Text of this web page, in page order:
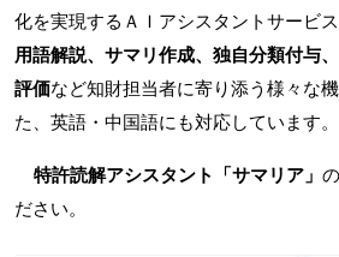
化を実現するＡＩアシスタントサービ
用語解説、サマリ作成、独自分類付与
評価など知財担当者に寄り添う様々な
た、英語・中国語にも対応しています。
特許読解アシスタント「サマリア」
ださい。